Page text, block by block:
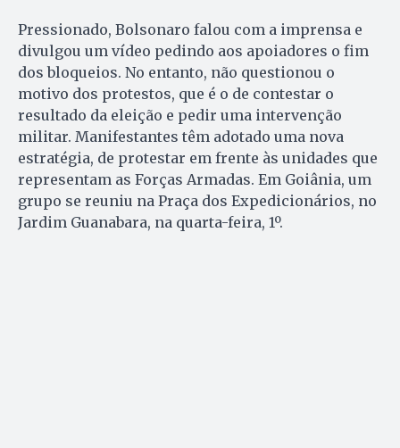
Pressionado, Bolsonaro falou com a imprensa e
divulgou um vídeo pedindo aos apoiadores o fim
dos bloqueios. No entanto, não questionou o
motivo dos protestos, que é o de contestar o
resultado da eleição e pedir uma intervenção
militar. Manifestantes têm adotado uma nova
estratégia, de protestar em frente às unidades que
representam as Forças Armadas. Em Goiânia, um
grupo se reuniu na Praça dos Expedicionários, no
Jardim Guanabara, na quarta-feira, 1º.